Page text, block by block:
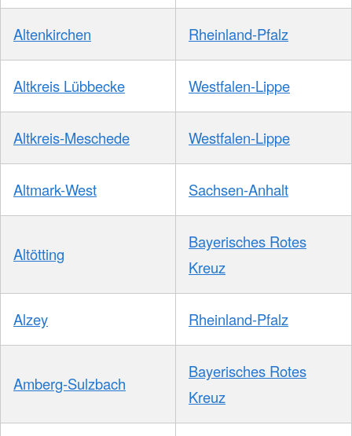
Altenkirchen Rheinland-Pfalz
Altkreis Lübbecke Westfalen-Lippe
Altkreis-Meschede Westfalen-Lippe
Altmark-West Sachsen-Anhalt
Altötting
Bayerisches Rotes
Kreuz
Alzey Rheinland-Pfalz
Amberg-Sulzbach
Bayerisches Rotes
Kreuz